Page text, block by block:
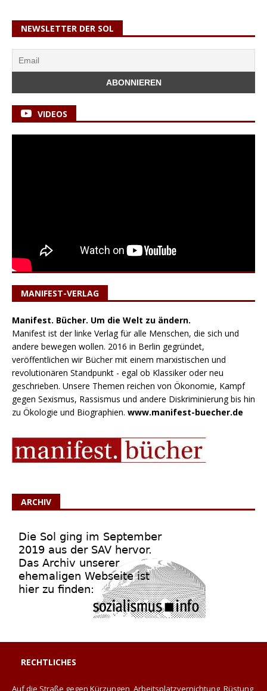
NEWSLETTER DER SOL
VIDEOS
MANIFEST-VERLAG
Manifest. Bücher. Um die Welt zu ändern.
Manifest ist der linke Verlag für alle Menschen, die sich und
andere bewegen wollen. 2016 in Berlin gegründet,
veröffentlichen wir Bücher mit einem marxistischen und
revolutionären Standpunkt - egal ob Klassiker oder neu
geschrieben. Unsere Themen reichen von Ökonomie, Kampf
gegen Sexismus, Rassismus und andere Diskriminierung bis hin
zu Ökologie und Biographien. www.manifest-buecher.de
ARCHIV
RECHTLICHES
Auf die Straße gegen Kürzungen, Arbeitsplatzvernichtung, Rüstung